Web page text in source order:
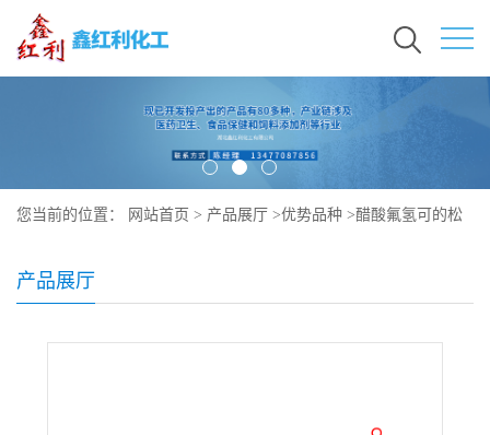
您当前的位置： 网站首页 > 产品展厅 >优势品种 >醋酸氟氢可的松
产品展厅